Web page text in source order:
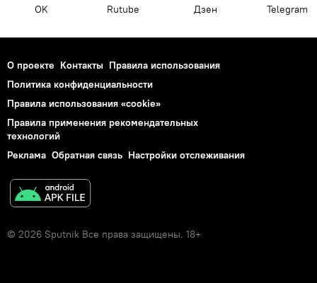
OK Rutube Дзен Telegram
О проекте Контакты Правила использования
Политика конфиденциальности
Правила использования «cookie»
Правила применения рекомендательных
технологий
Реклама Обратная связь Настройки отслеживания
© 2026 Sputnik Все права защищены. 18+